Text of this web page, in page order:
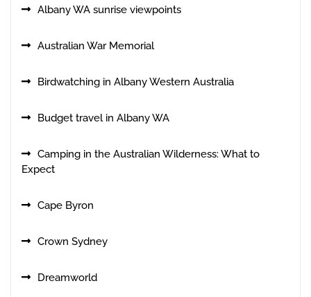
Albany WA sunrise viewpoints
Australian War Memorial
Birdwatching in Albany Western Australia
Budget travel in Albany WA
Camping in the Australian Wilderness: What to
Expect
Cape Byron
Crown Sydney
Dreamworld